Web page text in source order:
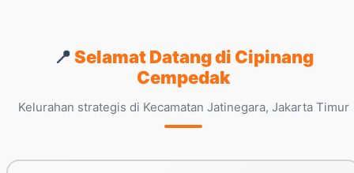
📍Selamat Datang di Cipinang
Cempedak
Kelurahan strategis di Kecamatan Jatinegara, Jakarta Timur